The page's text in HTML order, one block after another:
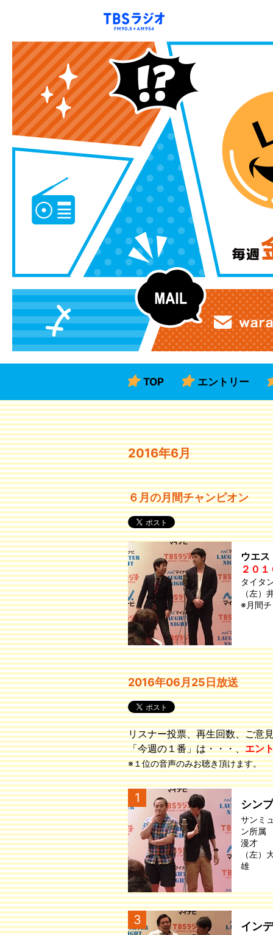
TOP エントリー
2016年6月
６月の月間チャンピオン
ウエ
２０
タイタ
（左
※月間
2016年06月25日放送
リスナー投票、再生回数、ご意
「今週の１番」は・・・、エン
※１位の音声のみお聴き頂けます。
1 シン
サンミ
ン所属
漫才
（左
雄
3 イン